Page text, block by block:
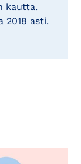
kautta.
2018 asti.